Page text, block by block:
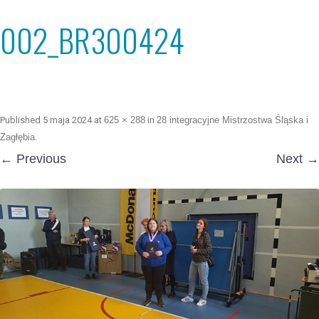
002_BR300424
Published 5 maja 2024at 625 × 288 in 28 integracyjne Mistrzostwa Śląska i
Zagłębia.
← Previous Next →